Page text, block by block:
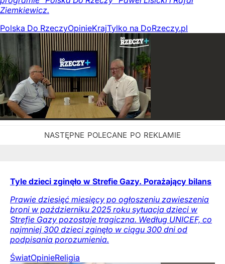
Ziemkiewicz.
Polska Do RzeczyOpinieKrajTylko na DoRzeczy.pl
Tyle dzieci zginęło w Strefie Gazy. Porażający bilans
Prawie dziesięć miesięcy po ogłoszeniu zawieszenia
broni w październiku 2025 roku sytuacja dzieci w
Strefie Gazy pozostaje tragiczna. Według UNICEF, co
najmniej 300 dzieci zginęło w ciągu 300 dni od
podpisania porozumienia.
ŚwiatOpinieReligia